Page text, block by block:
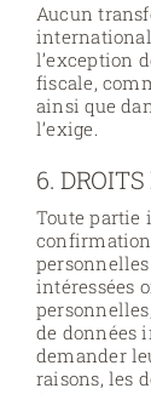
Aucun
international
l’exception
fiscale,
ainsi que
l’exige.
6.
Toute partie
intéressées
de données
demander
raisons, les